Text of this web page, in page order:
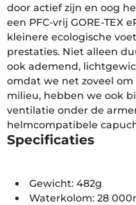
door actief zijn en oog
een PFC-vrij GORE-TEX
kleinere ecologische
prestaties. Niet alleen
ook ademend,
omdat we net zoveel
milieu, hebben we ook
ventilatie onder de
helmcompatibele
Specificaties
Gewicht: 482g
Waterkolom: 28